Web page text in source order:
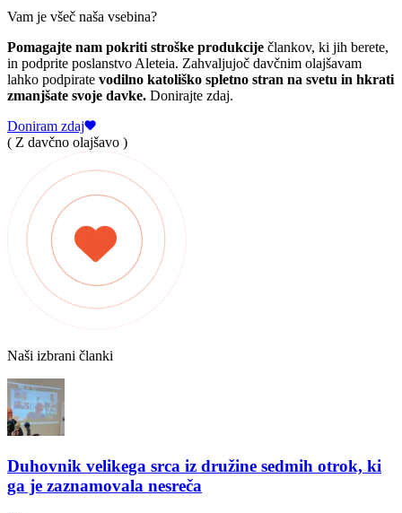
Vam je všeč naša vsebina?
Pomagajte nam pokriti stroške produkcije člankov, ki jih berete,
in podprite poslanstvo Aleteia. Zahvaljujoč davčnim olajšavam
lahko podpirate vodilno katoliško spletno stran na svetu in hkrati
zmanjšate svoje davke. Donirajte zdaj.
Doniram zdaj
( Z davčno olajšavo )
Naši izbrani članki
Duhovnik velikega srca iz družine sedmih otrok, ki
ga je zaznamovala nesreča